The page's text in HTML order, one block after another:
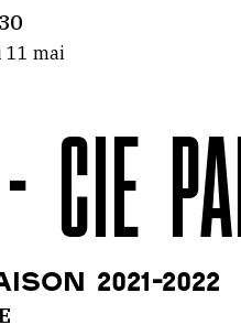
11 mai
2021-2022